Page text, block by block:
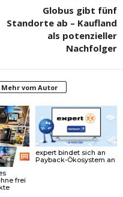
Globus gibt fünf
Standorte ab – Kaufland
als potenzieller
Nachfolger
Mehr vom Autor
frei
expert bindet sich an
Payback-Ökosystem an